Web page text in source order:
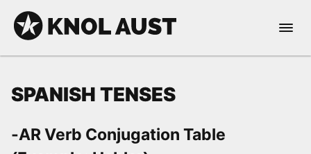
Skip to Content
KNOL AUST
Open
SPANISH TENSES
-AR Verb Conjugation Table